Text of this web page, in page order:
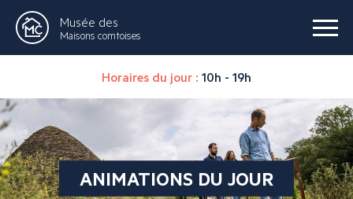
Musée des
Maisons comtoises
Horaires du jour : 10h - 19h
ANIMATIONS DU JOUR